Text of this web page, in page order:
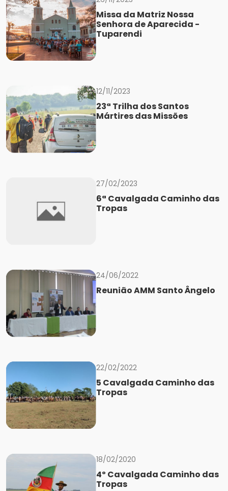
Missa da Matriz Nossa
Senhora de Aparecida -
Tuparendi
12/11/2023
23ª Trilha dos Santos
Mártires das Missões
27/02/2023
6ª Cavalgada Caminho das
Tropas
24/06/2022
Reunião AMM Santo Ângelo
22/02/2022
5 Cavalgada Caminho das
Tropas
18/02/2020
4º Cavalgada Caminho das
Tropas